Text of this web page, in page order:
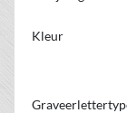
Kleur